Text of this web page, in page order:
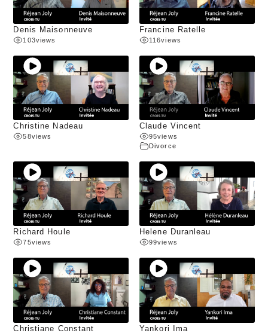
Denis Maisonneuve
103views
Francine Ratelle
116views
Christine Nadeau
58views
Claude Vincent
95views
Divorce
Richard Houle
75views
Helene Duranleau
99views
Christiane Constant Yankori Ima